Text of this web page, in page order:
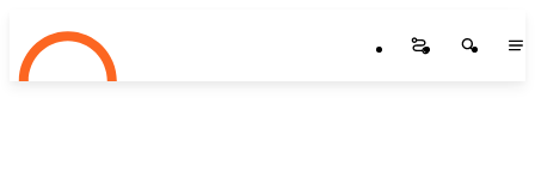
Zum Hauptinhalt springen
Startseite